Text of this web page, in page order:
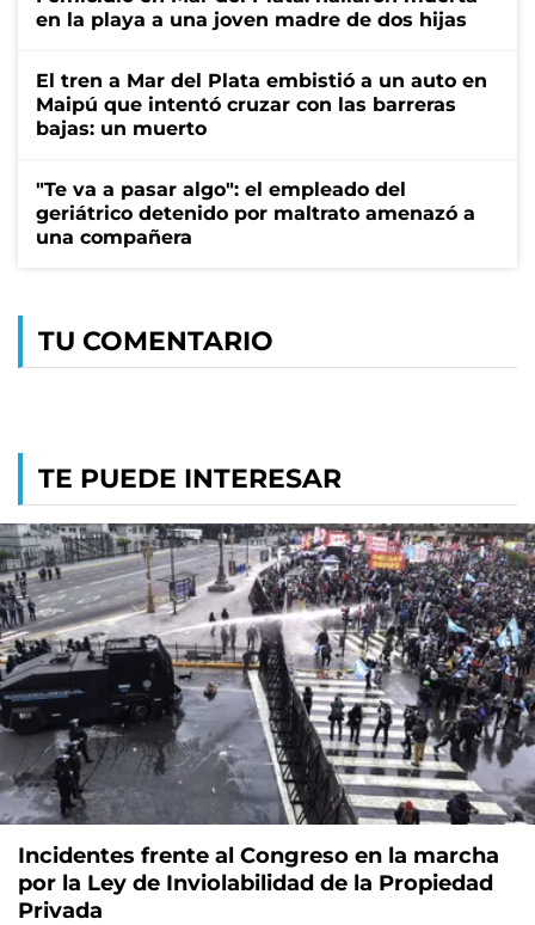
en la playa a una joven madre de dos hijas
El tren a Mar del Plata embistió a un auto en
Maipú que intentó cruzar con las barreras
bajas: un muerto
"Te va a pasar algo": el empleado del
geriátrico detenido por maltrato amenazó a
una compañera
TU COMENTARIO
TE PUEDE INTERESAR
Incidentes frente al Congreso en la marcha
por la Ley de Inviolabilidad de la Propiedad
Privada